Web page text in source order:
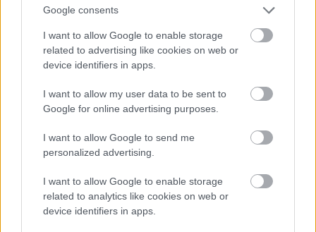
Google consents
I want to allow Google to enable storage
related to advertising like cookies on web or
device identifiers in apps.
I want to allow my user data to be sent to
Google for online advertising purposes.
I want to allow Google to send me
personalized advertising.
I want to allow Google to enable storage
related to analytics like cookies on web or
device identifiers in apps.
lesz szó, a végső harcra szánt egyéb japán
haditechnikai fejlesztésekkel egyetemben. A mai
téma szempontjából a lényeg az, hogy öngyilkos
harcmodoruk minden más tényezőnél jobban
tiszteket.